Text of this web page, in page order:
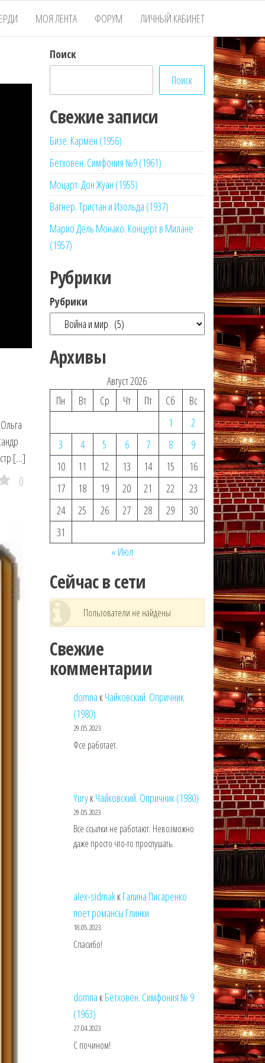
МОЯ ЛЕНТА ФОРУМ ЛИЧНЫЙ КАБИНЕТ
[…]
0
Поиск
Поиск
Свежие записи
Бизе. Кармен (1956)
Бетховен. Симфония №9 (1961)
Моцарт. Дон Жуан (1955)
Вагнер. Тристан и Изольда (1937)
Марио Дель Монако. Концерт в Милане
(1957)
Рубрики
Рубрики
Архивы
Август 2026
Пн
Вт Ср Чт Пт Сб
Вс
1
2
3
4 5 6 7 8
9
10
11 12 13 14 15
16
17
18 19 20 21 22
23
24
25 26 27 28 29
30
31
« Июл
Сейчас в сети
Пользователи не найдены
Свежие
комментарии
domna кЧайковский. Опричник
(1980)
29.05.2023
Фсе работает.
YuryкЧайковский. Опричник (1980)
29.05.2023
Все ссылки не работают. Невозможно
даже просто что-то прослушать.
alex-sidmakкГалина Писаренко
поет романсы Глинки
18.05.2023
Спасибо!
domna кБетховен. Симфония № 9
(1963)
27.04.2023
С почином!